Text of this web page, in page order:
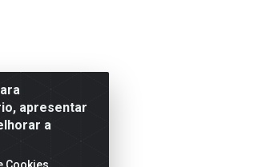
apresentar
a
Cookies